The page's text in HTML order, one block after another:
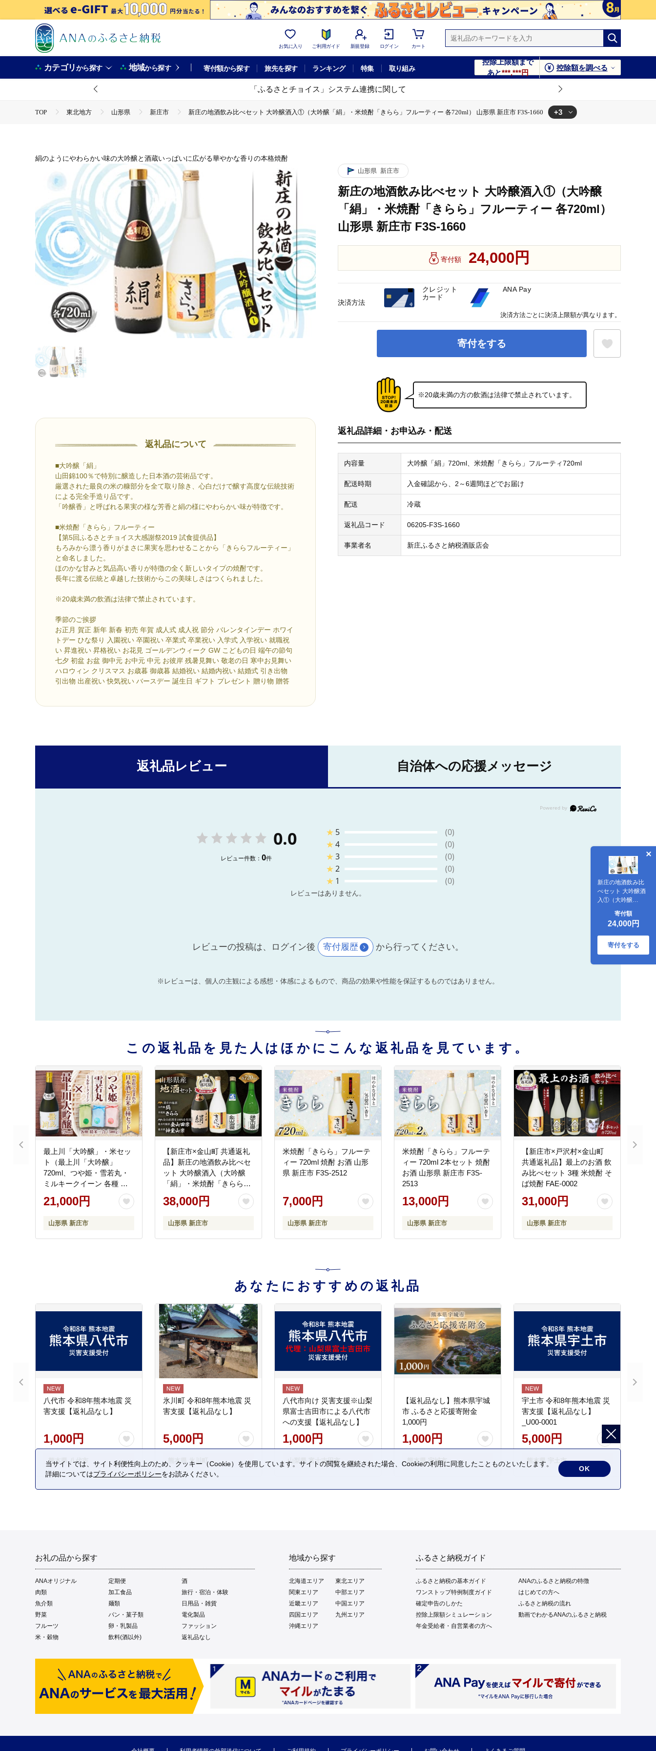
お気に入り ご利用ガイド 新規登録 ログイン カート
カテゴリから探す 地域から探す 寄付額から探す 旅先を探す ランキング 特集 取り組み
控除上限額まで
あと***,***円
控除額を調べる
「ふるさとチョイス」システム連携に関して
TOP 東北地方 山形県 新庄市 新庄の地酒飲み比べセット 大吟醸酒入①（大吟醸「絹」・米焼酎「きらら」フルーティー 各720ml） 山形県 新庄市 F3S-1660 +3
絹のようにやわらかい味の大吟醸と酒蔵いっぱいに広がる華やかな香りの本格焼酎
返礼品について
■大吟醸「絹」
山田錦100％で特別に醸造した日本酒の芸術品です。
厳選された最良の米の糠部分を全て取り除き、心白だけで醸す高度な伝統技術
による完全手造り品です。
「吟醸香」と呼ばれる果実の様な芳香と絹の様にやわらかい味が特徴です。
■米焼酎「きらら」フルーティー
【第5回ふるさとチョイス大感謝祭2019 試食提供品】
もろみから漂う香りがまさに果実を思わせることから「きららフルーティー」
と命名しました。
ほのかな甘みと気品高い香りが特徴の全く新しいタイプの焼酎です。
長年に渡る伝統と卓越した技術からこの美味しさはつくられました。
※20歳未満の飲酒は法律で禁止されています。
季節のご挨拶
お正月 賀正 新年 新春 初売 年賀 成人式 成人祝 節分 バレンタインデー ホワイ
トデー ひな祭り 入園祝い 卒園祝い 卒業式 卒業祝い 入学式 入学祝い 就職祝
い 昇進祝い 昇格祝い お花見 ゴールデンウィーク GW こどもの日 端午の節句
七夕 初盆 お盆 御中元 お中元 中元 お彼岸 残暑見舞い 敬老の日 寒中お見舞い
ハロウィン クリスマス お歳暮 御歳暮 結婚祝い 結婚内祝い 結婚式 引き出物
引出物 出産祝い 快気祝い バースデー 誕生日 ギフト プレゼント 贈り物 贈答
山形県 新庄市
新庄の地酒飲み比べセット 大吟醸酒入①（大吟醸
「絹」・米焼酎「きらら」フルーティー 各720ml）
山形県 新庄市 F3S-1660
寄付額 24,000円
寄付をする
新庄の地酒飲み比
べセット 大吟醸酒
入①（大吟醸
「絹」・米焼酎
「きらら」フルー
ティー 各720ml）
山形県 新庄市 F3S-
1660
寄付額
24,000円
寄付をする
※20歳未満の方の飲酒は法律で禁止されています。
返礼品詳細・お申込み・配送
内容量 大吟醸「絹」720ml、米焼酎「きらら」フルーティ720ml
配送時期 入金確認から、2～6週間ほどでお届け
配送 冷蔵
返礼品コード 06205-F3S-1660
事業者名 新庄ふるさと納税酒販店会
決済方法
クレジット
カード
ANA Pay
決済方法ごとに決済上限額が異なります。
返礼品レビュー 自治体への応援メッセージ
0.0
レビュー件数： 0件
★ 5
(0)
★4
(0)
★3
(0)
★2
(0)
★ 1 (0)
レビューはありません。
レビューの投稿は、ログイン後 寄付履歴 から行ってください。
※レビューは、個人の主観による感想・体感によるもので、商品の効果や性能を保証するものではありません。
この返礼品を見た人はほかにこんな返礼品を見ています。
最上川「大吟醸」・米セッ
ト（最上川「大吟醸」
720ml、つや姫・雪若丸・
ミルキークイーン 各種 精
米2合） 山形県 新庄市
F3S-1820
21,000円
山形県 新庄市
【新庄市×金山町 共通返礼
品】新庄の地酒飲み比べセ
ット 大吟醸酒入（大吟醸
「絹」・米焼酎「きらら」
フルーティー 各720ml）と
純米吟醸酒「金山田楽」＆
(各720ml) F3S-1927
38,000円
山形県 新庄市
米焼酎「きらら」フルーテ
ィー 720ml 焼酎 お酒 山形
県 新庄市 F3S-2512
7,000円
山形県 新庄市
米焼酎「きらら」フルーテ
ィー 720ml 2本セット 焼酎
お酒 山形県 新庄市 F3S-
2513
13,000円
山形県 新庄市
【新庄市×戸沢村×金山町
共通返礼品】最上のお酒 飲
み比べセット 3種 米焼酎 そ
ば焼酎 FAE-0002
31,000円
山形県 新庄市
あなたにおすすめの返礼品
八代市 令和8年熊本地震 災
害支援【返礼品なし】
1,000円
熊本県 八代市
氷川町 令和8年熊本地震 災
害支援【返礼品なし】
5,000円
熊本県 氷川町
八代市向け 災害支援※山梨
県富士吉田市による八代市
への支援【返礼品なし】
1,000円
山梨県 富士吉田市
【返礼品なし】熊本県宇城
市 ふるさと応援寄附金
1,000円
1,000円
熊本県 宇城市
宇土市 令和8年熊本地震 災
害支援【返礼品なし】
_U00-0001
5,000円
熊本県 宇土市
お礼の品から探す
ANAオリジナル 定期便
酒
肉類
加工食品
旅行・宿泊・体験
魚介類
麺類
日用品・雑貨
野菜
パン・菓子類
電化製品
フルーツ
卵・乳製品
ファッション
米・穀物
飲料(酒以外) 返礼品なし
地域から探す
北海道エリア
東北エリア
関東エリア
中部エリア
近畿エリア
中国エリア
四国エリア
九州エリア
沖縄エリア
ふるさと納税ガイド
ふるさと納税の基本ガイド
ANAのふるさと納税の特徴
ワンストップ特例制度ガイド
はじめての方へ
確定申告のしかた
ふるさと納税の流れ
控除上限額シミュレーション
動画でわかるANAのふるさと納税
年金受給者・自営業者の方へ
当サイトでは、サイト利便性向上のため、クッキー（Cookie）を使用しています。サイトの閲覧を継続された場合、Cookieの利用に同意したことものといたします。
詳細についてはプライバシーポリシーをお読みください。
OK